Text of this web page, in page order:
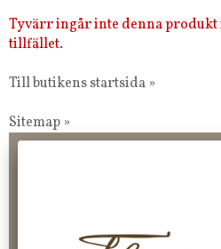
Tyvärr ingår inte denna
tillfället.
Till butikens startsida »
Sitemap »
Faktura 0 kr. Hos oss betalar du